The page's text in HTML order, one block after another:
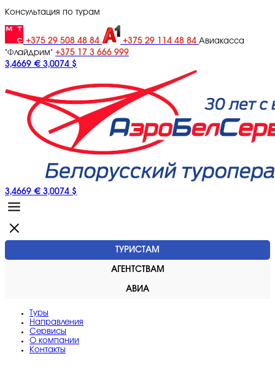
Консультация по турам
+375 29 508 48 84 +375 29 114 48 84 Авиакасса
"Флайдрим" +375 17 3 666 999
3,4669 € 3,0074 $
3,4669 € 3,0074 $
ТУРИСТАМ
АГЕНТСТВАМ
АВИА
Туры
Направления
Сервисы
O компании
Контакты